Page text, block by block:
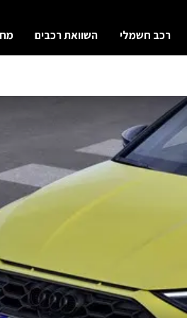
רכב חשמלי השוואת רכבים